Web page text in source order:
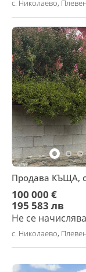
с. Николаево,
Продава КЪЩА,
100 000 €
195 583 лв
Не се
с. Николаево,